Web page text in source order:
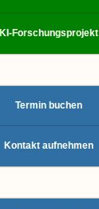
KI-Forschungsprojekt
Termin buchen
Kontakt aufnehmen